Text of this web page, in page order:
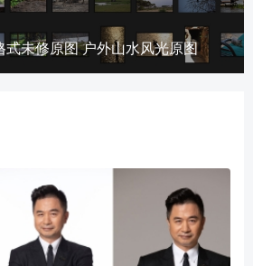
未修原图 户外山水风光原图